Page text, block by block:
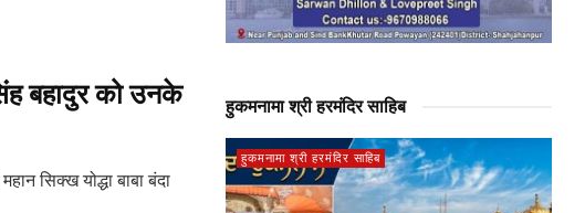
बहादुर को उनके
सिक्ख योद्धा बाबा बंदा
हुकमनामा श्री हरमंदिर साहिब
हुकमनामा श्री हरमंदिर साहिब